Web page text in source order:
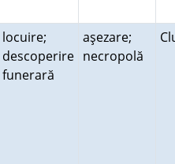
locuire;
descoperire
funerară
aşezare;
necropolă